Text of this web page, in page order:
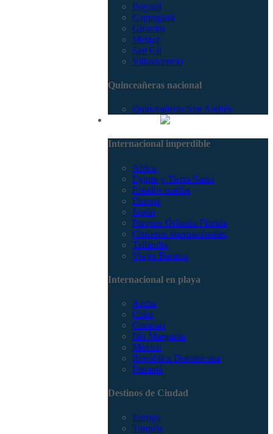
Boyacá
Capurganá
Girardot
Melgar
San Gil
Villavicencio
Quinceañeras nacional
Quinceañeras San Andrés
Internacional imperdible
Africa
Egipto y Tierra Santa
Estados unidos
Europa
Japón
Parques Orlando Florida
Cruceros internacionales
Tailandia
Viajes Baratos
Internacional en playa
Aruba
Cuba
Curacao
Isla Margarita
México
República Dominicana
Panamá
Destinos de Ciudad
Europa
Turquía